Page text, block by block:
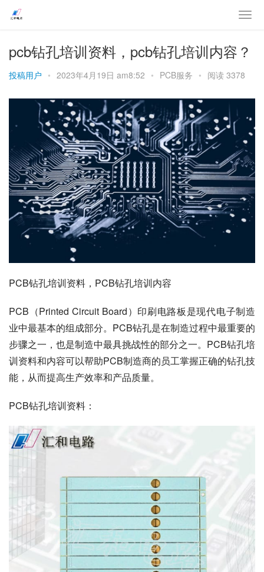
pcb钻孔培训资料，pcb钻孔培训内容？
投稿用户 • 2023年4月19日 am8:52 • PCB服务 • 阅读 3378
PCB钻孔培训资料，PCB钻孔培训内容
PCB（Printed Circuit Board）印刷电路板是现代电子制造
业中最基本的组成部分。PCB钻孔是在制造过程中最重要的
步骤之一，也是制造中最具挑战性的部分之一。PCB钻孔培
训资料和内容可以帮助PCB制造商的员工掌握正确的钻孔技
能，从而提高生产效率和产品质量。
PCB钻孔培训资料：